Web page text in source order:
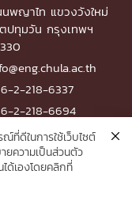
พญาไท แขวงวังใหม่
ปทุมวัน กรุงเทพฯ
2-218-6337
2-218-6694
University
ที่ดีในการใช้เว็บไซต์
ยความเป็นส่วนตัว
ด้เองโดยคลิกที่